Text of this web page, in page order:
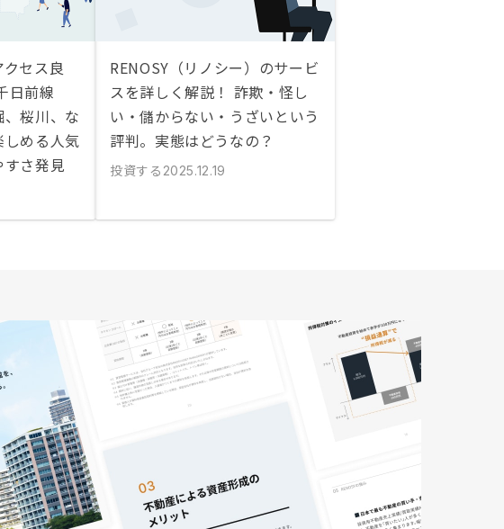
セス良
日前線
、桜川、な
める人気
さ発見
RENOSY（リノシー）のサービ
スを詳しく解説！ 詐欺・怪し
い・儲からない・うざいという
評判。実態はどうなの？
投資する 2025.12.19